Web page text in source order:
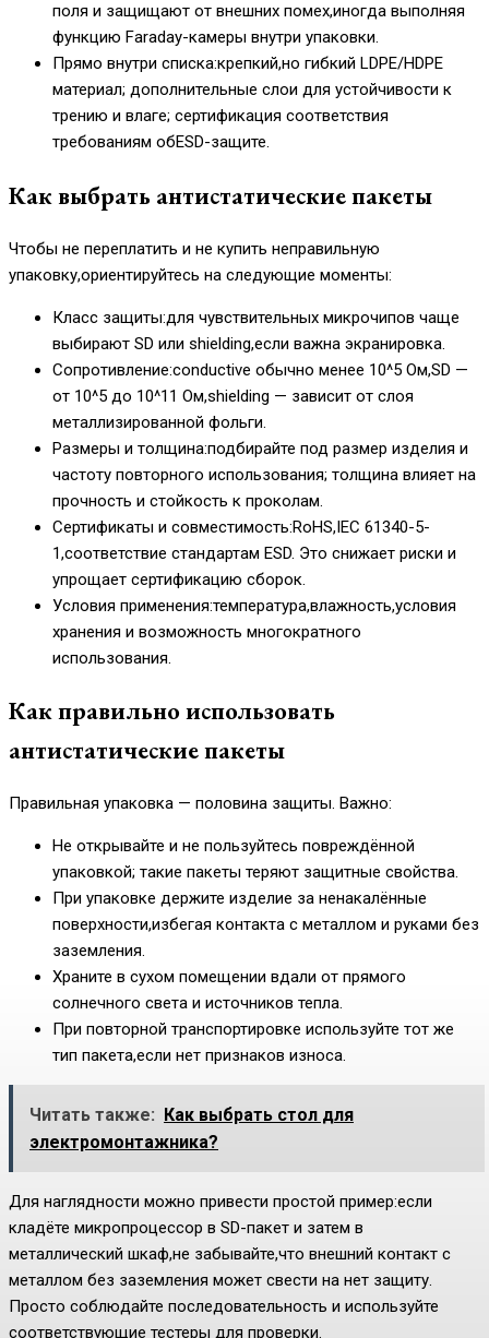
поля и защищают от внешних помех,иногда выполняя
функцию Faraday-камеры внутри упаковки.
Прямо внутри списка:крепкий,но гибкий LDPE/HDPE
материал; дополнительные слои для устойчивости к
трению и влаге; сертификация соответствия
требованиям обESD-защите.
Как выбрать антистатические пакеты
Чтобы не переплатить и не купить неправильную
упаковку,ориентируйтесь на следующие моменты:
Класс защиты:для чувствительных микрочипов чаще
выбирают SD или shielding,если важна экранировка.
Сопротивление:conductive обычно менее 10^5 Ом,SD —
от 10^5 до 10^11 Ом,shielding — зависит от слоя
металлизированной фольги.
Размеры и толщина:подбирайте под размер изделия и
частоту повторного использования; толщина влияет на
прочность и стойкость к проколам.
Сертификаты и совместимость:RoHS,IEC 61340-5-
1,соответствие стандартам ESD. Это снижает риски и
упрощает сертификацию сборок.
Условия применения:температура,влажность,условия
хранения и возможность многократного
использования.
Как правильно использовать
антистатические пакеты
Правильная упаковка — половина защиты. Важно:
Не открывайте и не пользуйтесь повреждённой
упаковкой; такие пакеты теряют защитные свойства.
При упаковке держите изделие за ненакалённые
поверхности,избегая контакта с металлом и руками без
заземления.
Храните в сухом помещении вдали от прямого
солнечного света и источников тепла.
При повторной транспортировке используйте тот же
тип пакета,если нет признаков износа.
Читать также: Как выбрать стол для
электромонтажника?
Для наглядности можно привести простой пример:если
кладёте микропроцессор в SD-пакет и затем в
металлический шкаф,не забывайте,что внешний контакт с
металлом без заземления может свести на нет защиту.
Просто соблюдайте последовательность и используйте
соответствующие тестеры для проверки.